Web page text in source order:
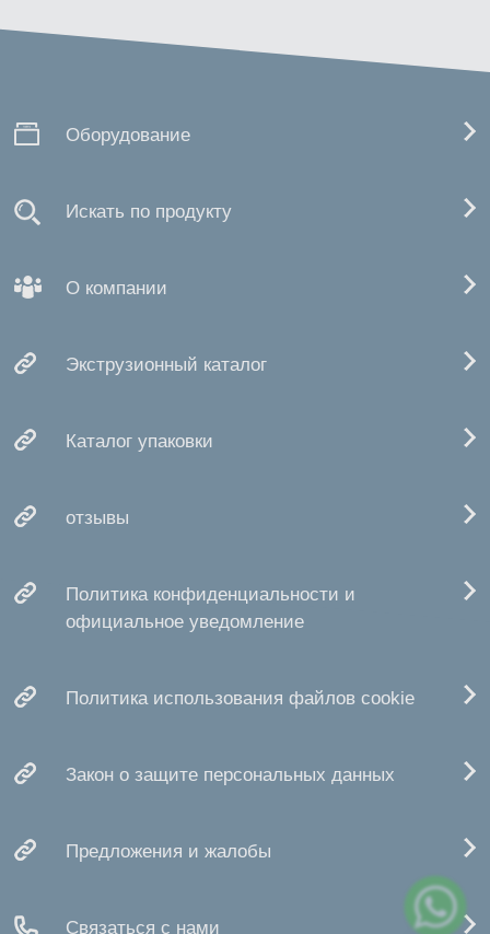
Оборудование
Искать по продукту
О компании
Экструзионный каталог
Каталог упаковки
отзывы
Политика конфиденциальности и
официальное уведомление
Политика использования файлов cookie
Закон о защите персональных данных
Предложения и жалобы
Связаться с нами